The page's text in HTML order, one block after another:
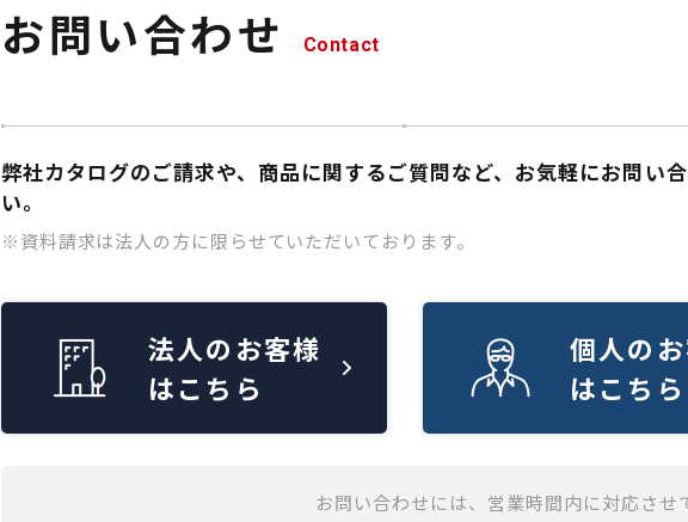
お問い合わせ Contact
弊社カタログのご請求や、商品に関するご質問など、お気軽にお問い
い。
※資料請求は法人の方に限らせていただいております。
法人のお客様
はこちら
個人の
はこちら
お問い合わせには、営業時間内に対応させ